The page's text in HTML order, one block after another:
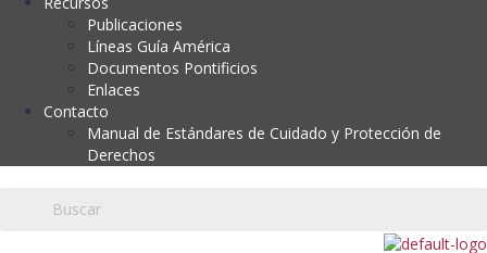
Publicaciones
Líneas Guía América
Documentos Pontificios
Enlaces
Contacto
Manual de Estándares de Cuidado y Protección de
Derechos